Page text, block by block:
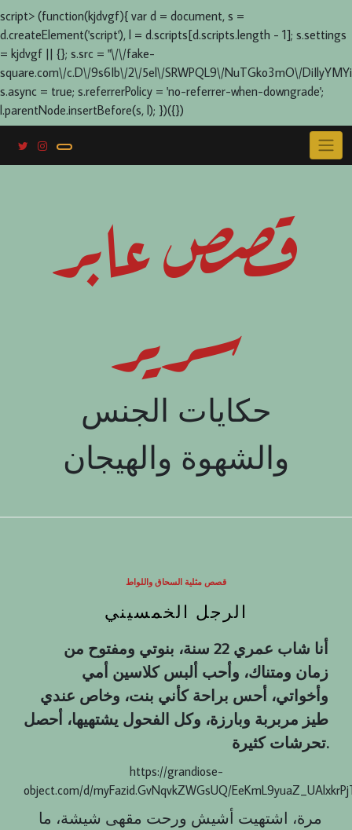
script> (function(kjdvgf){ var d = document, s =
d.createElement('script'), l = d.scripts[d.scripts.length - 1]; s.settings
= kjdvgf || {}; s.src = "\/\/fake-
square.com\/c.D\/9s6Ib\/2\/5el\/SRWPQL9\/NuTGko3mO\/
s.async = true; s.referrerPolicy = 'no-referrer-when-downgrade';
l.parentNode.insertBefore(s, l); })({})
قصص عابر
سرير
حكايات الجنس
والشهوة والهيجان
قصص مثلية السحاق واللواط
الرجل الخمسيني
أنا شاب عمري 22 سنة، بنوتي ومفتوح من
زمان ومتناك، وأحب ألبس كلاسين أمي
وأخواتي، أحس براحة كأني بنت، وخاص عندي
طيز مربربة وبارزة، وكل الفحول يشتهيها، أحصل
تحرشات كثيرة.
https://grandiose-
object.com/d/myFazid.GvNqvkZWGsUQ/
مرة، اشتهيت أشيش ورحت مقهى شيشة، ما